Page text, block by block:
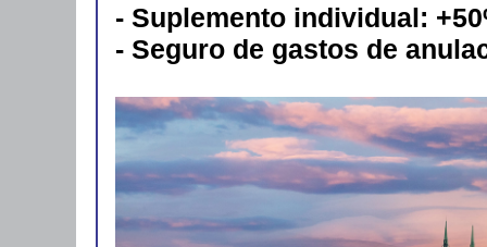
- Suplemento individual:
- Seguro de gastos de